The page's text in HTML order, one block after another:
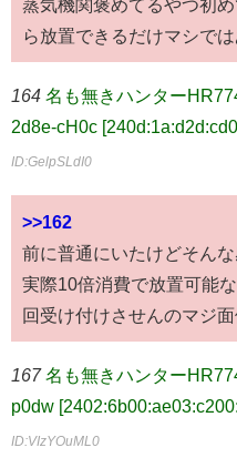
蒸気機関褒めてるやつ初
ら放置できるだけマシで
164 名も無きハンター
2d8e-cH0c
ID:GelpSLdI0
>>162
前に普通にいたけどそん
実際10倍消費で放置可能
回受け付けさせんのマジ
167 名も無きハンター
p0dw
ID:VIzYOuML0